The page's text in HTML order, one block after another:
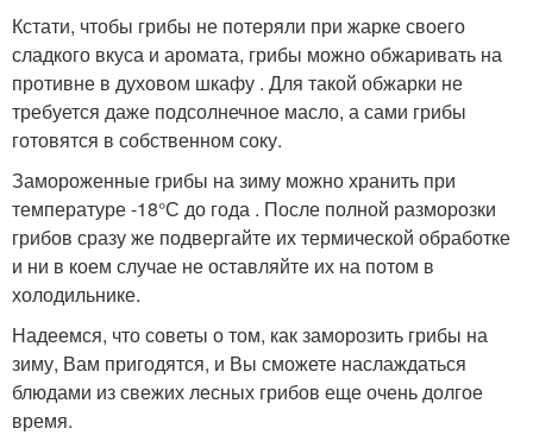
Кстати, чтобы грибы не потеряли при жарке своего
сладкого вкуса и аромата, грибы можно обжаривать на
противне в духовом шкафу . Для такой обжарки не
требуется даже подсолнечное масло, а сами грибы
готовятся в собственном соку.
Замороженные грибы на зиму можно хранить при
температуре -18°С до года . После полной разморозки
грибов сразу же подвергайте их термической обработке
и ни в коем случае не оставляйте их на потом в
холодильнике.
Надеемся, что советы о том, как заморозить грибы на
зиму, Вам пригодятся, и Вы сможете наслаждаться
блюдами из свежих лесных грибов еще очень долгое
время.